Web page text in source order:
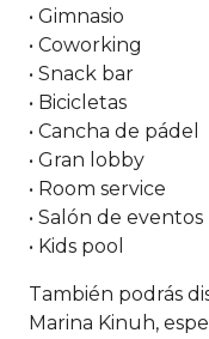
• Gimnasio
• Coworking
• Snack bar
• Bicicletas
• Cancha de pádel
• Gran lobby
• Room service
• Salón de eventos
• Kids pool
También podrás
Marina Kinuh,